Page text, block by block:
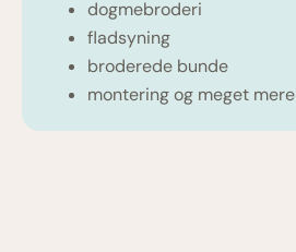
dogmebroderi
fladsyning
broderede bunde
montering og meget mere